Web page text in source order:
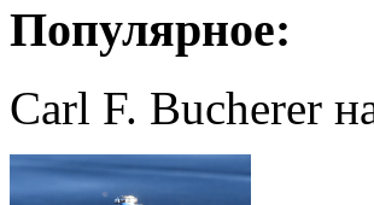
Популярное:
Carl F. Bucherer